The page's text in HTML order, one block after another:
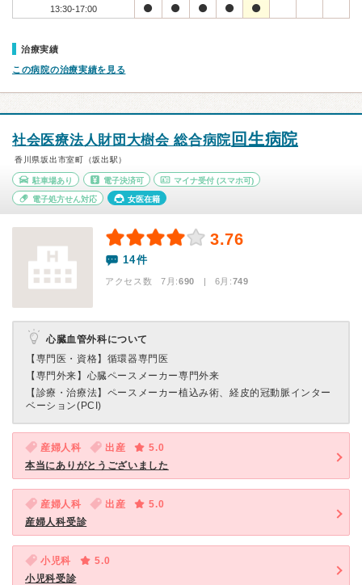
13:30-17:00
治療実績
この病院の治療実績を見る
社会医療法人財団大樹会 総合病院 回生病院
香川県坂出市室町（坂出駅）
駐車場あり 電子決済可 マイナ受付 (スマホ可)
電子処方せん対応 女医在籍
3.76
14件
アクセス数 7月:690 | 6月:749
心臓血管外科について
【専門医・資格】 循環器専門医
【専門外来】 心臓ペースメーカー専門外来
【診療・治療法】 ペースメーカー植込み術、経皮的冠動脈インター
ベーション(PCI)
産婦人科 出産
5.0
本当にありがとうございました
産婦人科 出産
5.0
産婦人科受診
小児科
5.0
小児科受診